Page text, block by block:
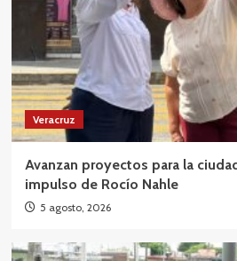
Veracruz
Avanzan proyectos para la
impulso de Rocío Nahle
5 agosto, 2026